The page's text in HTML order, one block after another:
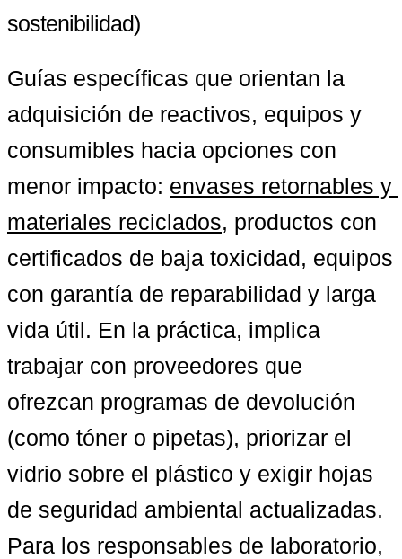
sostenibilidad)
Guías específicas que orientan la
adquisición de reactivos, equipos y
consumibles hacia opciones con
menor impacto: envases retornables y
materiales reciclados, productos con
certificados de baja toxicidad, equipos
con garantía de reparabilidad y larga
vida útil. En la práctica, implica
trabajar con proveedores que
ofrezcan programas de devolución
(como tóner o pipetas), priorizar el
vidrio sobre el plástico y exigir hojas
de seguridad ambiental actualizadas.
Para los responsables de laboratorio,